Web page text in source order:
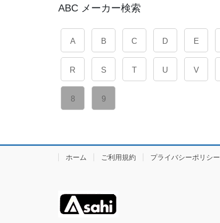
ABC メーカー検索
A B C D E
R S T U V
8 9
ホーム ご利用規約 プライバシーポリシー